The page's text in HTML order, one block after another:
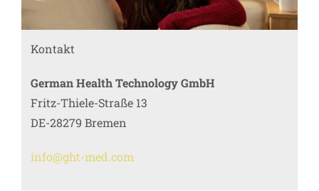
Kontakt
German Health Technology GmbH
Fritz-Thiele-Straße 13
DE-28279 Bremen
info@ght-med.com